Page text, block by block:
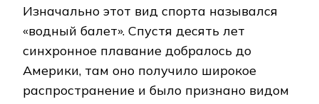
Изначально этот вид спорта назывался
«водный балет». Спустя десять лет
синхронное плавание добралось до
Америки, там оно получило широкое
распространение и было признано видом